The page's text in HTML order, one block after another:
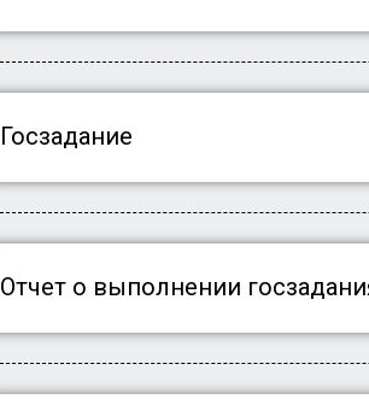
Госзадание
Отчет о выполнении